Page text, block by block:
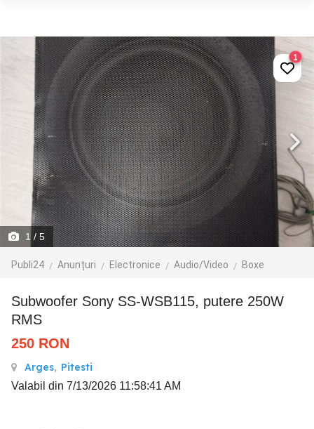
1 / 5
Publi24 Anunțuri Electronice Audio/Video Boxe
1
Subwoofer Sony SS-WSB115, putere 250W
RMS
250 RON
Arges, Pitesti
Valabil din 7/13/2026 11:58:41 AM